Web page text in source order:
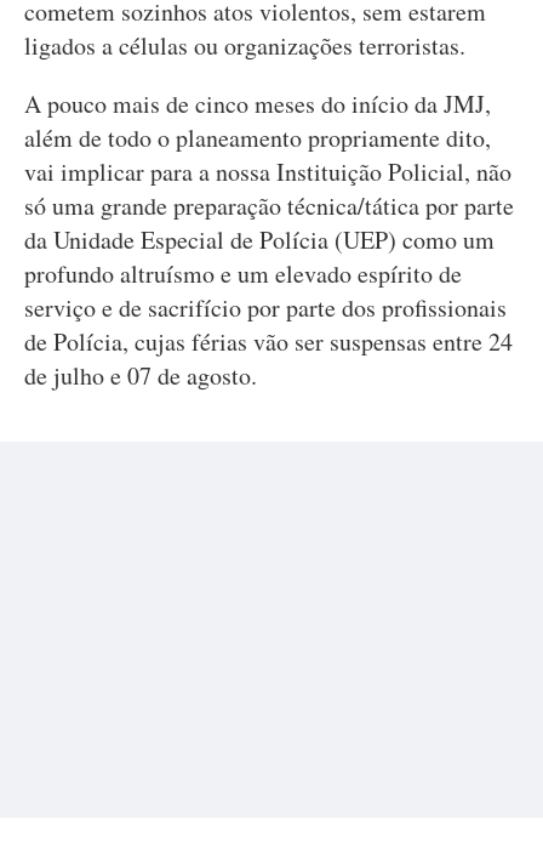
cometem sozinhos atos violentos, sem estarem
ligados a células ou organizações terroristas.
A pouco mais de cinco meses do início da JMJ,
além de todo o planeamento propriamente dito,
vai implicar para a nossa Instituição Policial, não
só uma grande preparação técnica/tática por parte
da Unidade Especial de Polícia (UEP) como um
profundo altruísmo e um elevado espírito de
serviço e de sacrifício por parte dos profissionais
de Polícia, cujas férias vão ser suspensas entre 24
de julho e 07 de agosto.